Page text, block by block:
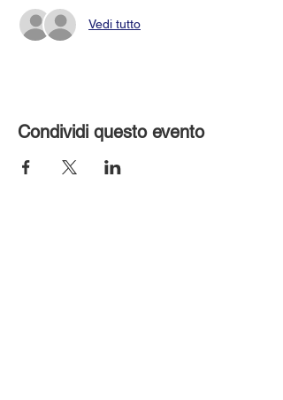
Vedi tutto
Condividi questo evento